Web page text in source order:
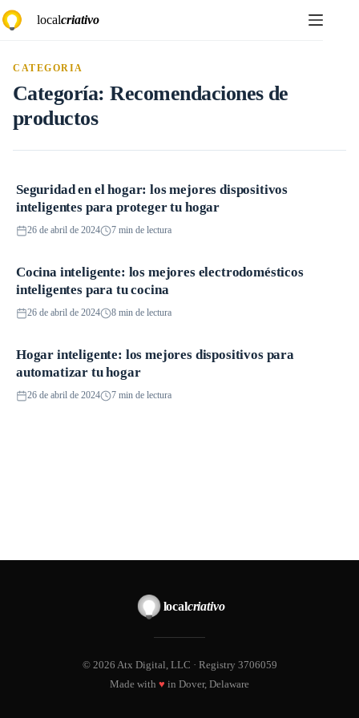
al
contenido
localcriativo
CATEGORIA
Categoría:Recomendaciones de
productos
Recomendaciones de productos
Seguridad en el hogar: los mejores dispositivos
inteligentes para proteger tu hogar
26 de abril de 2024 7 min de lectura
Recomendaciones de productos
Cocina inteligente: los mejores electrodomésticos
inteligentes para tu cocina
26 de abril de 2024 8 min de lectura
Recomendaciones de productos
Hogar inteligente: los mejores dispositivos para
automatizar tu hogar
26 de abril de 2024 7 min de lectura
localcriativo
© 2026 Atx Digital, LLC · Registry 3706059
Made with ♥ in Dover, Delaware